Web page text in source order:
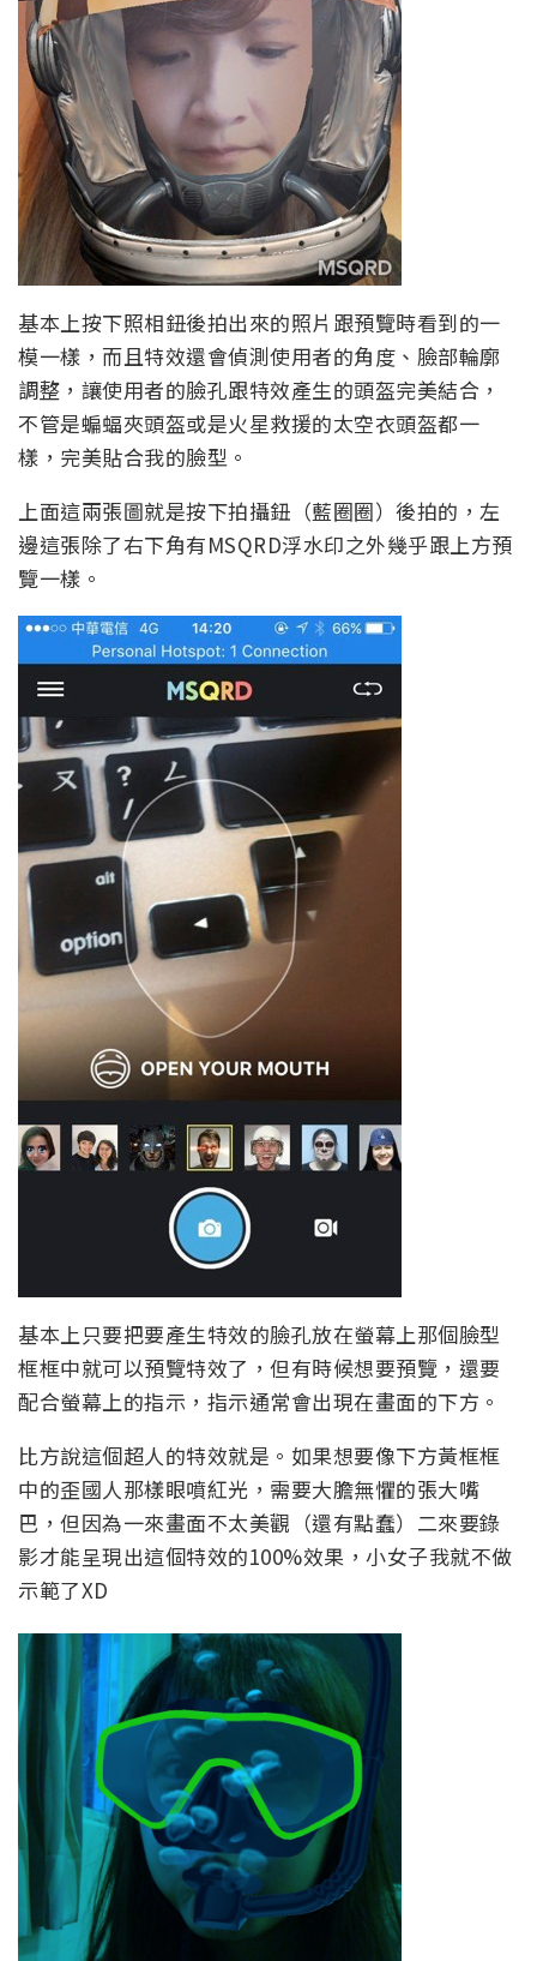
基本上按下照相鈕後拍出來的照片跟預覽時看到的一
模一樣，而且特效還會偵測使用者的角度、臉部輪廓
調整，讓使用者的臉孔跟特效產生的頭盔完美結合，
不管是蝙蝠夾頭盔或是火星救援的太空衣頭盔都一
樣，完美貼合我的臉型。
上面這兩張圖就是按下拍攝鈕（藍圈圈）後拍的，左
邊這張除了右下角有MSQRD浮水印之外幾乎跟上方預
覽一樣。
基本上只要把要產生特效的臉孔放在螢幕上那個臉型
框框中就可以預覽特效了，但有時候想要預覽，還要
配合螢幕上的指示，指示通常會出現在畫面的下方。
比方說這個超人的特效就是。如果想要像下方黃框框
中的歪國人那樣眼噴紅光，需要大膽無懼的張大嘴
巴，但因為一來畫面不太美觀（還有點蠢）二來要錄
影才能呈現出這個特效的100%效果，小女子我就不做
示範了XD